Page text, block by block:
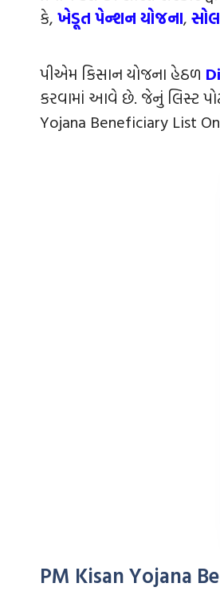
કે, ખેડૂત પેન્‍શન યોજના,
પીએમ કિસાન યોજના હેઠળ
કરવામાં આવે છે. જેનું લિસ્ટ
Yojana Beneficiary List
PM Kisan Yojana